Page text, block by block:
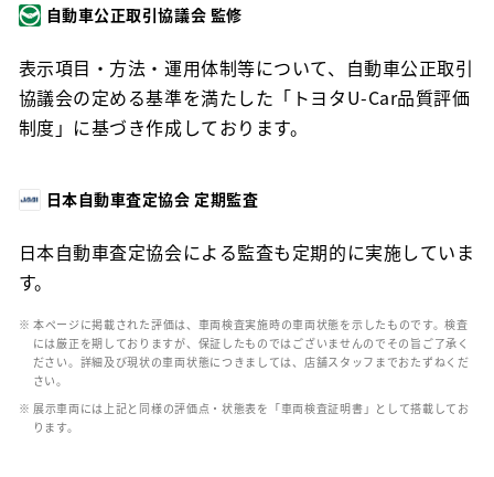
自動車公正取引協議会 監修
表示項目・方法・運用体制等について、自動車公正取引
協議会の定める基準を満たした「トヨタU-Car品質評価
制度」に基づき作成しております。
日本自動車査定協会 定期監査
日本自動車査定協会による監査も定期的に実施していま
す。
※ 本ページに掲載された評価は、車両検査実施時の車両状態を示したものです。検査
には厳正を期しておりますが、保証したものではございませんのでその旨ご了承く
ださい。詳細及び現状の車両状態につきましては、店舗スタッフまでおたずねくだ
さい。
※ 展示車両には上記と同様の評価点・状態表を「車両検査証明書」として搭載してお
ります。